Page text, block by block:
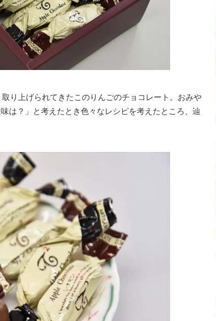
り上げられてきたこのりんごのチョコレート。おみや
は？」と考えたとき色々なレシピを考えたところ、辿